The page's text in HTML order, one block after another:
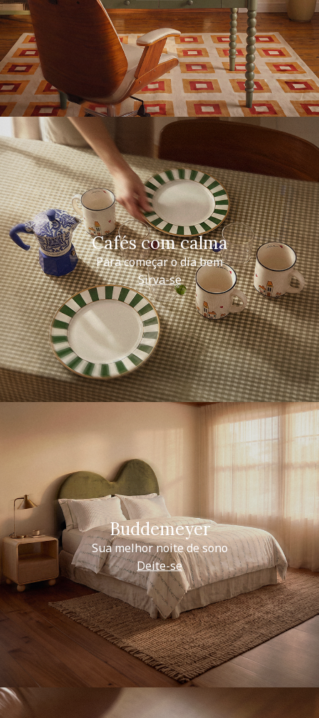
Cafés com calma
Para começar o dia bem
Sirva-se
Buddemeyer
Sua melhor noite de sono
Deite-se